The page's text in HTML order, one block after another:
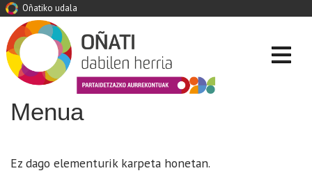
Oñatiko udala
Menua
Ez dago elementurik karpeta honetan.